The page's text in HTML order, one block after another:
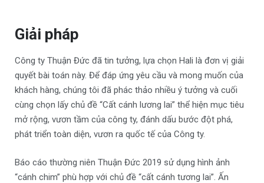
Giải pháp
Công ty Thuận Đức đã tin tưởng, lựa chọn Hali là đơn vị giải
quyết bài toán này. Để đáp ứng yêu cầu và mong muốn của
khách hàng, chúng tôi đã phác thảo nhiều ý tưởng và cuối
cùng chọn lấy chủ đề “Cất cánh lương lai” thể hiện mục tiêu
mở rộng, vươn tầm của công ty, đánh dấu bước đột phá,
phát triển toàn diện, vươn ra quốc tế của Công ty.
Báo cáo thường niên Thuận Đức 2019 sử dụng hình ảnh
“cánh chim” phù hợp với chủ đề “cất cánh tương lai”. Ấn